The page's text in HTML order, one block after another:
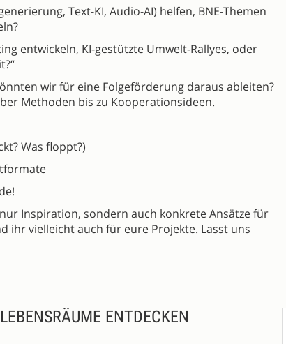
Text-KI, Audio-AI) helfen, BNE-Themen
entwickeln, KI-gestützte Umwelt-Rallyes, oder
wir für eine Folgeförderung daraus ableiten?
Methoden bis zu Kooperationsideen.
Was floppt?)
Inspiration, sondern auch konkrete Ansätze für
ihr vielleicht auch für eure Projekte. Lasst uns
ENTDECKEN